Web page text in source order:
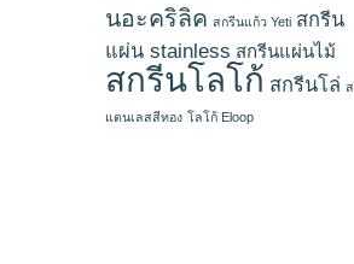
นอะคริลิค สกรีนแก้ว Yeti สกรีน
แผ่น stainless สกรีนแผ่นไม้
สกรีนโลโก้ สกรีนโล่ ส
แตนเลสสีทอง โลโก้ Eloop